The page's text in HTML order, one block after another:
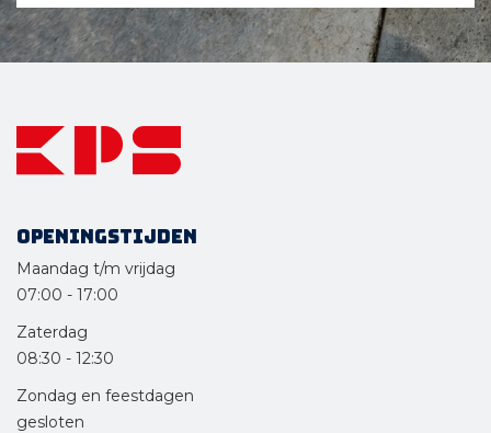
Openingstijden
Maandag t/m vrijdag
07:00 - 17:00
Zaterdag
08:30 - 12:30
Zondag en feestdagen
gesloten